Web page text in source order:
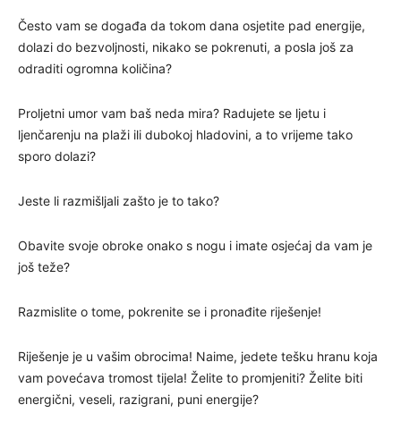
Često vam se događa da tokom dana osjetite pad energije,
dolazi do bezvoljnosti, nikako se pokrenuti, a posla još za
odraditi ogromna količina?
Proljetni umor vam baš neda mira? Radujete se ljetu i
ljenčarenju na plaži ili dubokoj hladovini, a to vrijeme tako
sporo dolazi?
Jeste li razmišljali zašto je to tako?
Obavite svoje obroke onako s nogu i imate osjećaj da vam je
još teže?
Razmislite o tome, pokrenite se i pronađite riješenje!
Riješenje je u vašim obrocima! Naime, jedete tešku hranu koja
vam povećava tromost tijela! Želite to promjeniti? Želite biti
energični, veseli, razigrani, puni energije?